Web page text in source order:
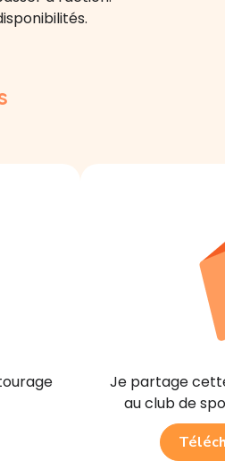
Je partage
au club de